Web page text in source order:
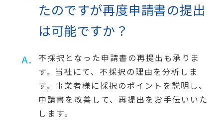
たのですが再度申請書の提出
は可能ですか？
不採択となった申請書の再提出も承りま
す。当社にて、不採択の理由を分析しま
す。事業者様に採択のポイントを説明し、
申請書を改善して、再提出をお手伝いいた
します。